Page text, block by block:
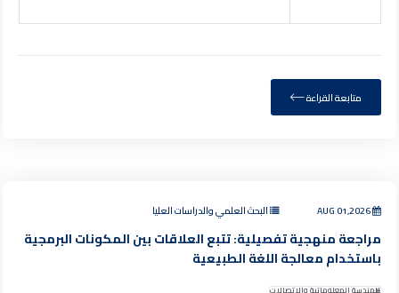
متابعة القراءة
AUG 01,2026 البحث العلمي والدراسات العليا
مراجعة منهجية تفصيلية: تتبع العلاقات بين المكونات البرمجية
باستخدام معالجة اللغة الطبيعية